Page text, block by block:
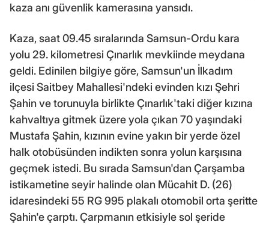
kaza anı güvenlik kamerasına yansıdı.
Kaza, saat 09.45 sıralarında Samsun-Ordu kara
yolu 29. kilometresi Çınarlık mevkiinde meydana
geldi. Edinilen bilgiye göre, Samsun'un İlkadım
ilçesi Saitbey Mahallesi'ndeki evinden kızı Şehri
Şahin ve torunuyla birlikte Çınarlık'taki diğer kızına
kahvaltıya gitmek üzere yola çıkan 70 yaşındaki
Mustafa Şahin, kızının evine yakın bir yerde özel
halk otobüsünden indikten sonra yolun karşısına
geçmek istedi. Bu sırada Samsun'dan Çarşamba
istikametine seyir halinde olan Mücahit D. (26)
idaresindeki 55 RG 995 plakalı otomobil orta şeritte
Şahin'e çarptı. Çarpmanın etkisiyle sol şeride